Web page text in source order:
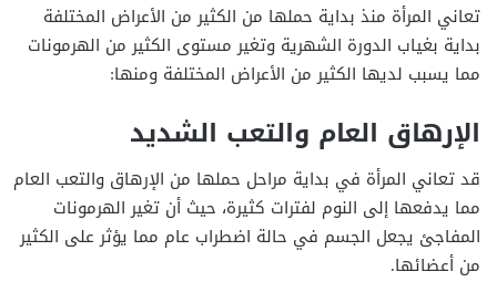
تعاني المرأة منذ بداية حملها من الكثير من الأعراض المختلفة
بداية بغياب الدورة الشهرية وتغير مستوى الكثير من الهرمونات
مما يسبب لديها الكثير من الأعراض المختلفة ومنها:
الإرهاق العام والتعب الشديد
قد تعاني المرأة في بداية مراحل حملها من الإرهاق والتعب العام
مما يدفعها إلى النوم لفترات كثيرة، حيث أن تغير الهرمونات
المفاجئ يجعل الجسم في حالة اضطراب عام مما يؤثر على الكثير
من أعضائها.